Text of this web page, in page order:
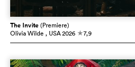
The Invite(Premiere)
Olivia Wilde , USA2026 c7,9